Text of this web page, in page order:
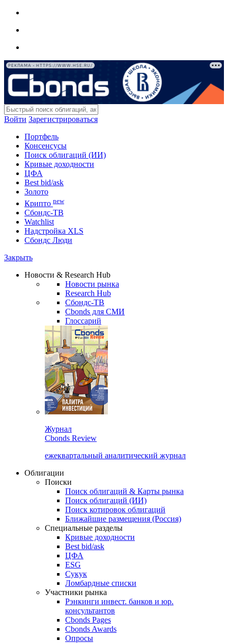
РЕКЛАМА • HTTPS://WWW.HSE.RU/
Войти Зарегистрироваться
Портфель
Консенсусы
Поиск облигаций (ИИ)
Кривые доходности
ЦФА
Best bid/ask
Золото
Крипто new
Сбондс-ТВ
Watchlist
Надстройка XLS
Сбондс Люди
Закрыть
Новости & Research Hub
Новости рынка
Research Hub
Сбондс-ТВ
Cbonds для СМИ
Глоссарий
Журнал
Cbonds Review
ежеквартальный аналитический журнал
Облигации
Поиски
Поиск облигаций & Карты рынка
Поиск облигаций (ИИ)
Поиск котировок облигаций
Ближайшие размещения (Россия)
Специальные разделы
Кривые доходности
Best bid/ask
ЦФА
ESG
Сукук
Ломбардные списки
Участники рынка
Рэнкинги инвест. банков и юр.
консультантов
Cbonds Pages
Cbonds Awards
Опросы